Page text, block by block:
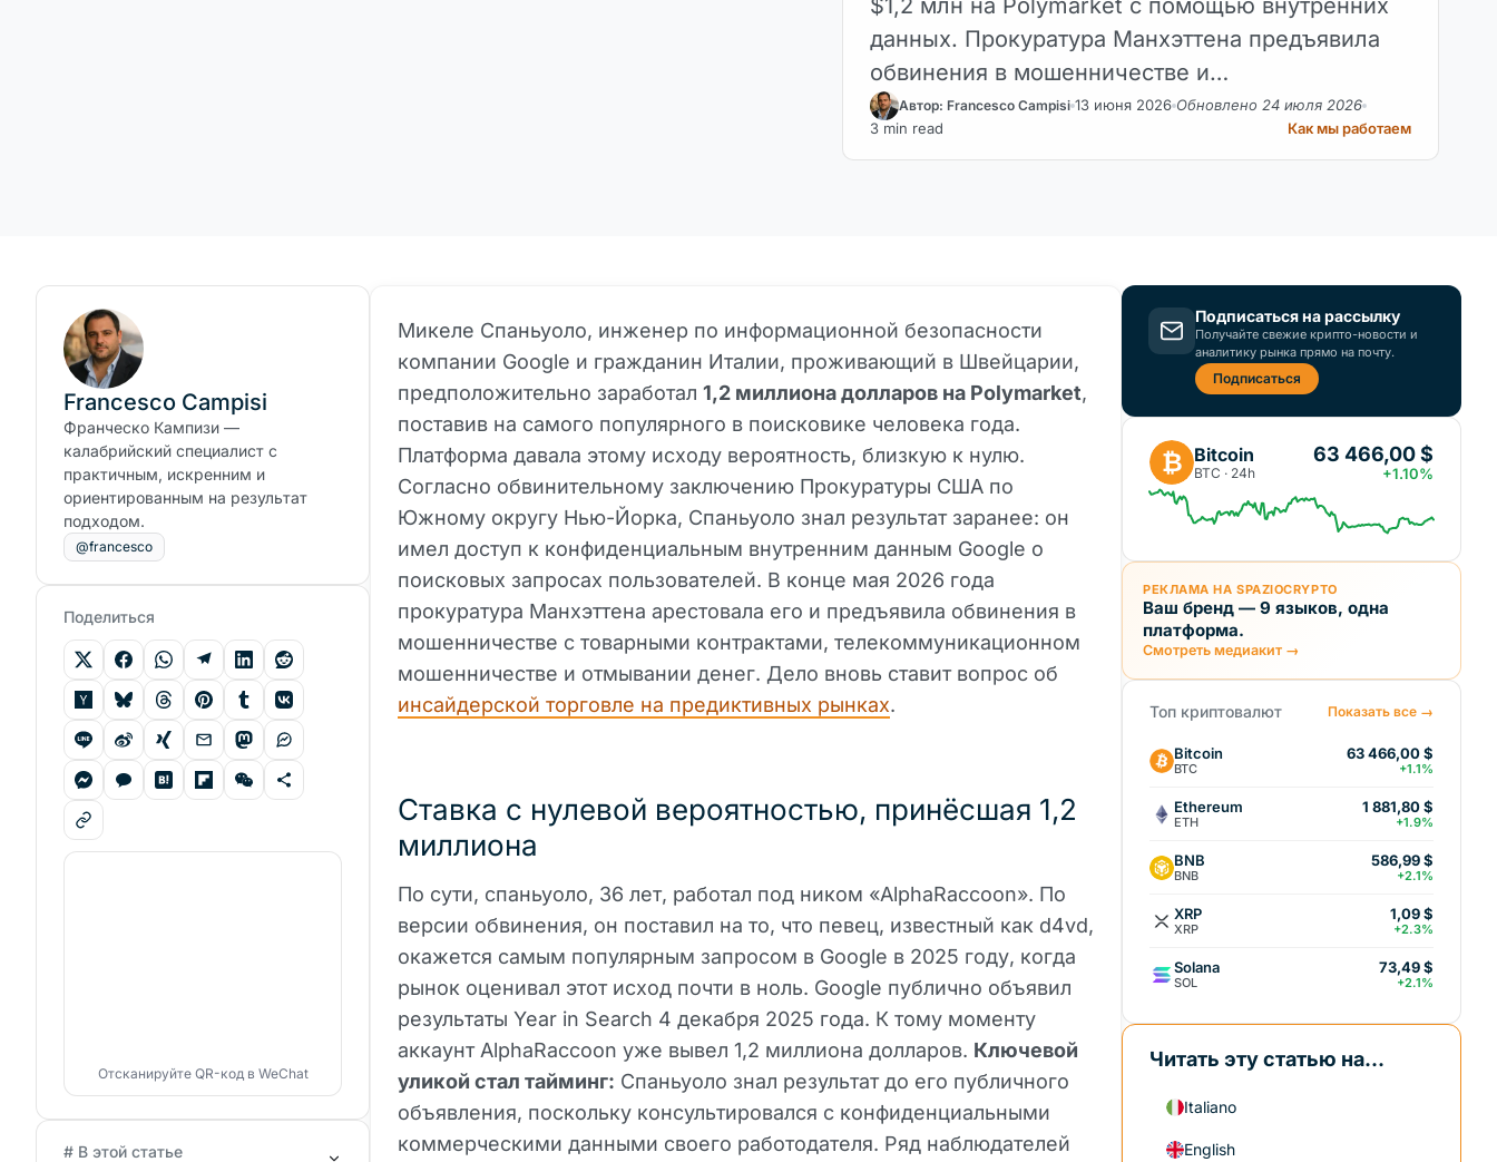
данных. Прокуратура Манхэттена предъявила
обвинения в мошенничестве и…
Автор: Francesco Campisi 13 июня 2026 Обновлено 24 июля 2026
3 min read
Как мы работаем
Микеле Спаньуоло, инженер по информационной безопасности
компании Google и гражданин Италии, проживающий в Швейцарии,
предположительно заработал 1,2 миллиона долларов на Polymarket,
поставив на самого популярного в поисковике человека года.
Платформа давала этому исходу вероятность, близкую к нулю.
Согласно обвинительному заключению Прокуратуры США по
Южному округу Нью-Йорка, Спаньуоло знал результат заранее: он
имел доступ к конфиденциальным внутренним данным Google о
поисковых запросах пользователей. В конце мая 2026 года
прокуратура Манхэттена арестовала его и предъявила обвинения в
мошенничестве с товарными контрактами, телекоммуникационном
мошенничестве и отмывании денег. Дело вновь ставит вопрос об
инсайдерской торговле на предиктивных рынках.
Ставка с нулевой вероятностью, принёсшая 1,2
миллиона
По сути, спаньуоло, 36 лет, работал под ником «AlphaRaccoon». По
версии обвинения, он поставил на то, что певец, известный как d4vd,
окажется самым популярным запросом в Google в 2025 году, когда
рынок оценивал этот исход почти в ноль. Google публично объявил
результаты Year in Search 4 декабря 2025 года. К тому моменту
аккаунт AlphaRaccoon уже вывел 1,2 миллиона долларов. Ключевой
уликой стал тайминг: Спаньуоло знал результат до его публичного
объявления, поскольку консультировался с конфиденциальными
коммерческими данными своего работодателя. Ряд наблюдателей
Francesco Campisi
Франческо Кампизи —
калабрийский специалист с
практичным, искренним и
ориентированным на результат
подходом.
@francesco
Поделиться
Отсканируйте QR-код в WeChat
# В этой статье
Подписаться на рассылку
Получайте свежие крипто-новости и
аналитику рынка прямо на почту.
Подписаться
₿ Bitcoin
BTC · 24h
63 466,00 $
+1.10%
РЕКЛАМА НА SPAZIOCRYPTO
Ваш бренд — 9 языков, одна
платформа.
Смотреть медиакит →
Топ криптовалют Показать все →
Bitcoin
BTC
63 466,00 $
+1.1%
Ethereum
ETH
1 881,80 $
+1.9%
BNB
BNB
586,99 $
+2.1%
XRP
XRP
1,09 $
+2.3%
Solana
SOL
73,49 $
+2.1%
Читать эту статью на...
Italiano
English